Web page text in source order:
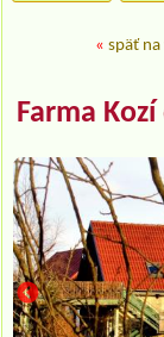
«späť na
Farma